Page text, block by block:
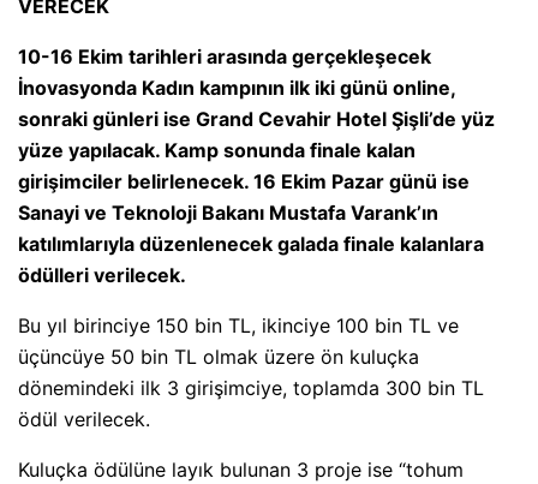
VERECEK
10-16 Ekim tarihleri arasında gerçekleşecek
İnovasyonda Kadın kampının ilk iki günü online,
sonraki günleri ise Grand Cevahir Hotel Şişli’de yüz
yüze yapılacak. Kamp sonunda finale kalan
girişimciler belirlenecek. 16 Ekim Pazar günü ise
Sanayi ve Teknoloji Bakanı Mustafa Varank’ın
katılımlarıyla düzenlenecek galada finale kalanlara
ödülleri verilecek.
Bu yıl birinciye 150 bin TL, ikinciye 100 bin TL ve
üçüncüye 50 bin TL olmak üzere ön kuluçka
dönemindeki ilk 3 girişimciye, toplamda 300 bin TL
ödül verilecek.
Kuluçka ödülüne layık bulunan 3 proje ise “tohum